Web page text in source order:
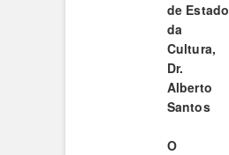
de Estado
da
Cultura,
Dr.
Alberto
Santos
O